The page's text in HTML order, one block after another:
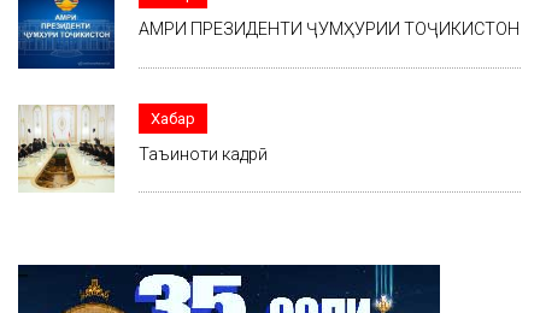
АМРИ ПРЕЗИДЕНТИ ҶУМҲУРИИ ТОҶИКИСТОН
Хабар
Таъиноти кадрӣ